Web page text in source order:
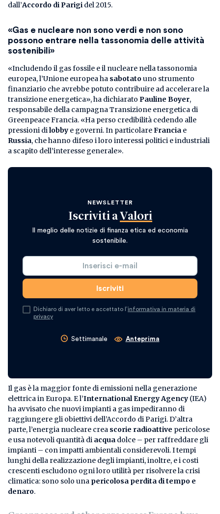
dall’Accordo di Parigi del 2015.
«Gas e nucleare non sono verdi e non sono
possono entrare nella tassonomia delle attività
sostenibili»
«Includendo il gas fossile e il nucleare nella tassonomia
europea, l’Unione europea ha sabotatouno strumento
finanziario che avrebbe potuto contribuire ad accelerare la
transizione energetica», ha dichiarato Pauline Boyer,
responsabile della campagna Transizione energetica di
Greenpeace Francia. «Ha perso credibilità cedendo alle
pressioni dilobby e governi. In particolareFrancia e
Russia, che hanno difeso i loro interessi politici e industriali
a scapito dell’interesse generale».
NEWSLETTER
Iscriviti a Valori
Il meglio delle notizie di finanza etica ed economia
sostenibile.
Dichiaro di aver letto e accettato l’informativa in materia di
privacy
Settimanale Anteprima
Il gas è la maggior fonte di emissioni nella generazione
elettrica in Europa. E l’International Energy Agency (IEA)
ha avvisato che nuovi impianti a gas impediranno di
raggiungere gli obiettivi dell’Accordo di Parigi. D’altra
parte, l’energia nucleare crea scorie radioattive pericolose
e usa notevoli quantità di acqua dolce – per raffreddare gli
impianti – con impatti ambientali considerevoli. I tempi
lunghi della realizzazione degli impianti, inoltre, e i costi
crescenti escludono ogni loro utilità per risolvere la crisi
climatica: sono solo una pericolosa perdita di tempo e
denaro.